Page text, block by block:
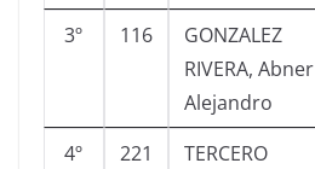
3º 116
GONZALEZ
RIVERA, Abner
Alejandro
4º 221
TERCERO